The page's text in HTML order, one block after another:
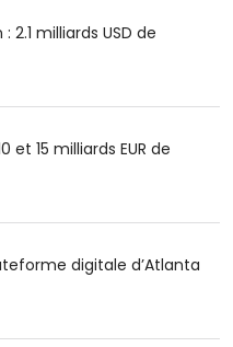
milliards USD de
et 15 milliards EUR de
digitale d’Atlanta